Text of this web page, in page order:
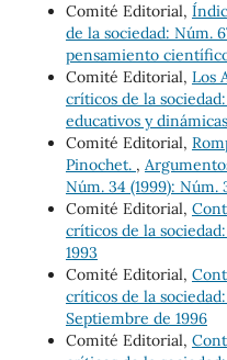
Comité Editorial,
de la sociedad: Núm.
pensamiento
Comité Editorial, Los
críticos de la
educativos y
Comité Editorial,
Pinochet. ,
Núm. 34 (1999): Núm.
Comité Editorial,
críticos de la
1993
Comité Editorial,
críticos de la
Septiembre de 1996
Comité Editorial,